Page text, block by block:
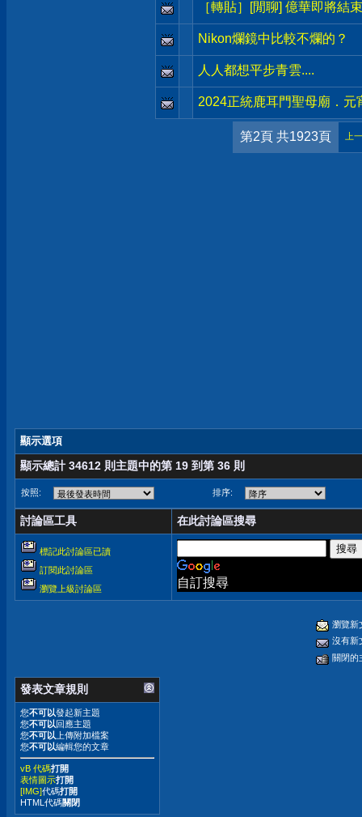
［轉貼］[閒聊] 億華即將結
Nikon爛鏡中比較不爛的？
人人都想平步青雲....
2024正統鹿耳門聖母廟．
第2頁 共1923頁 上
顯示選項
顯示總計 34612 則主題中的第 19 到第 36 則
按照: 排序:
討論區工具 在此討論區搜尋
標記此討論區已讀
訂閱此討論區
瀏覽上級討論區
自訂搜尋
瀏覽新
沒有新
關閉的
發表文章規則
您不可以發起新主題
您不可以回應主題
您不可以 上傳附加檔案
您不可以編輯您的文章
vB 代碼打開
表情圖示打開
[IMG]代碼打開
HTML代碼關閉